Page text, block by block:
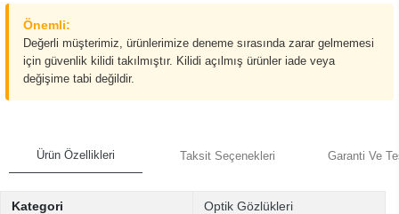
Önemli:
Değerli müşterimiz, ürünlerimize deneme sırasında zarar gelmemesi
için güvenlik kilidi takılmıştır. Kilidi açılmış ürünler iade veya
değişime tabi değildir.
Ürün Özellikleri Taksit Seçenekleri Garanti Ve
Kategori Optik Gözlükleri